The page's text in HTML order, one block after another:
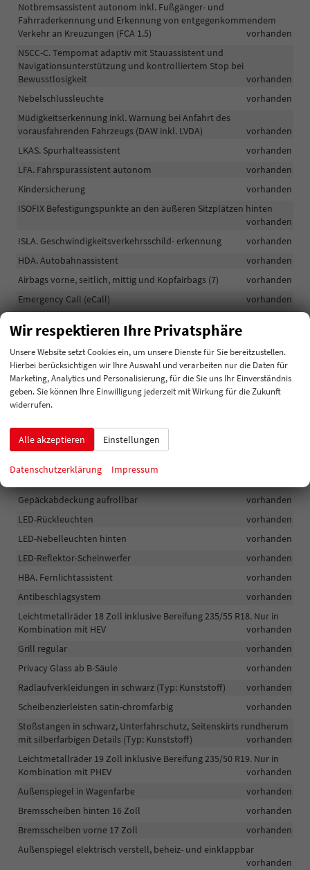
Notbremsassistent autonom inkl. Fußgänger- und
Fahrraderkennung und Erkennung von entgegenkommendem
Verkehr an Kreuzungen (FCA 1.5)
vorhanden
NSCC-C. Tempomat adaptiv mit Stauassistent und
Navigationsunterstützung und kontrolliertem Stop bei
Bewusstlosigkeit
vorhanden
Nebelschlussleuchte
vorhanden
Müdigkeitserkennung inkl. Warnung bei Anfahrt des
vorausfahrenden Fahrzeugs (DAW inkl. LVDA)
vorhanden
LKAS. Spurhalteassistent
vorhanden
LFA. Fahrspurassistent autonom
vorhanden
Kindersicherung
vorhanden
ISOFIX Befestigungspunkte an den äußeren Sitzplätzen hinten
vorhanden
ISLA. Geschwindigkeitsverkehrsschild- erkennung
vorhanden
HDA. Autobahnassistent
vorhanden
Airbags vorne, seitlich, mittig und Kopfairbags (7)
vorhanden
Emergency Call (eCall)
vorhanden
ABS, ESC, DBC, HAC, TSA, MCB
Verbrauchswerte unter Vorbehalt. Verbrauchswerte und PS
Angaben können sich durch den Modelljahreswechsel ändern
vorhanden
3. LED-Bremsleuchte
Mittelarmlehne vorne mit Aufbewahrungsfach
Gepäckabdeckung aufrollbar
vorhanden
LED-Rückleuchten
vorhanden
LED-Nebelleuchten hinten
vorhanden
LED-Reflektor-Scheinwerfer
vorhanden
HBA. Fernlichtassistent
vorhanden
Antibeschlagsystem
vorhanden
Leichtmetallräder 18 Zoll inklusive Bereifung 235/55 R18. Nur in
Kombination mit HEV
vorhanden
Grill regular
vorhanden
Privacy Glass ab B-Säule
vorhanden
Radlaufverkleidungen in schwarz (Typ: Kunststoff)
vorhanden
Scheibenzierleisten satin-chromfarbig
vorhanden
Stoßstangen in schwarz, Unterfahrschutz, Seitenskirts rundherum
mit silberfarbigen Details (Typ: Kunststoff)
vorhanden
Leichtmetallräder 19 Zoll inklusive Bereifung 235/50 R19. Nur in
Kombination mit PHEV
vorhanden
Außenspiegel in Wagenfarbe
vorhanden
Bremsscheiben hinten 16 Zoll
vorhanden
Bremsscheiben vorne 17 Zoll
vorhanden
Außenspiegel elektrisch verstell, beheiz- und einklappbar
vorhanden
Wir respektieren Ihre Privatsphäre
Unsere Website setzt Cookies ein, um unsere Dienste für Sie bereitzustellen.
Hierbei berücksichtigen wir Ihre Auswahl und verarbeiten nur die Daten für
Marketing, Analytics und Personalisierung, für die Sie uns Ihr Einverständnis
geben. Sie können Ihre Einwilligung jederzeit mit Wirkung für die Zukunft
widerrufen.
Alle akzeptieren Einstellungen
Datenschutzerklärung Impressum